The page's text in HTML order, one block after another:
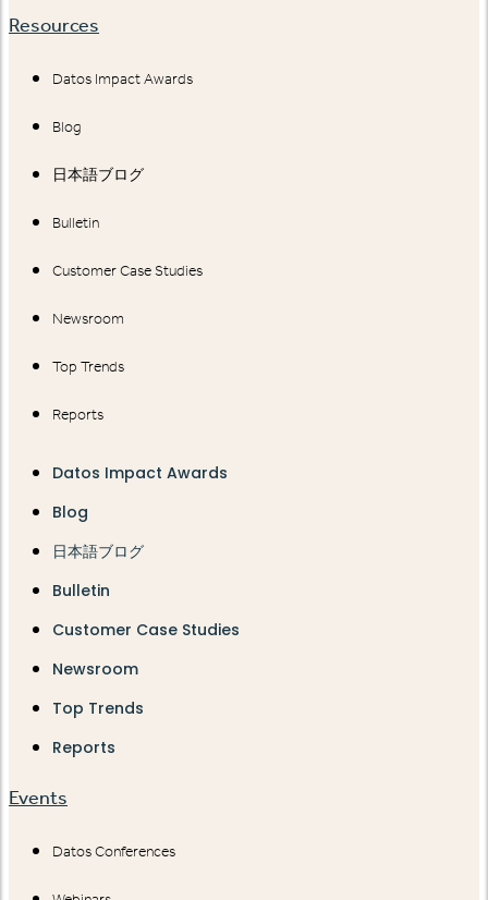
Resources
Datos Impact Awards
Blog
日本語ブログ
Bulletin
Customer Case Studies
Newsroom
Top Trends
Reports
Datos Impact Awards
Blog
日本語ブログ
Bulletin
Customer Case Studies
Newsroom
Top Trends
Reports
Events
Datos Conferences